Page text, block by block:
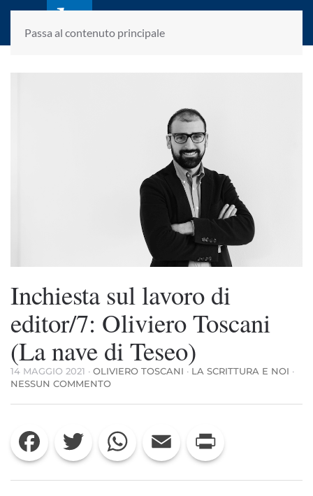
Passa al contenuto principale
laletteraturaenoi.it
fondato da Romano Luperini
Inchiesta sul lavoro di
editor/7: Oliviero Toscani
(La nave di Teseo)
14 MAGGIO 2021 · OLIVIERO TOSCANI · LA SCRITTURA E NOI ·
NESSUN COMMENTOSU
SUL
DI
EDITOR/7:
OLIVIERO
(LA
Facebook Twitter WhatsApp Email